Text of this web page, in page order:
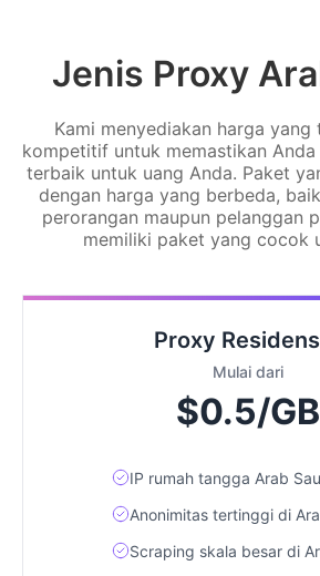
Jenis Proxy
Kami menyediakan harga yang
kompetitif untuk memastikan
terbaik untuk uang Anda. Paket
dengan harga yang berbeda,
perorangan maupun pelanggan
memiliki paket yang cocok
Proxy
Mulai dari
$0.5/GB
IP rumah tangga Arab
Anonimitas tertinggi di
Scraping skala besar di